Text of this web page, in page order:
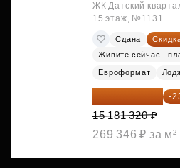
ЖК Датский
15 этаж, №1131
Сдана
Живите сейчас -
Евроформат
11 689 616 ₽ -
15 181 320 ₽
269 346 ₽ за м²